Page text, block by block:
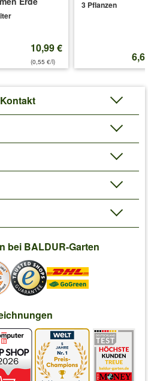
10,99 €
(0,55 €/l)
3 Pflanzen
bei BALDUR-Garten